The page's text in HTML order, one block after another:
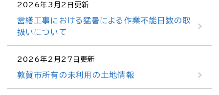
2026年3月2日更新
営繕工事における猛暑による作業不能日数の取
扱いについて
2026年2月27日更新
敦賀市所有の未利用の土地情報